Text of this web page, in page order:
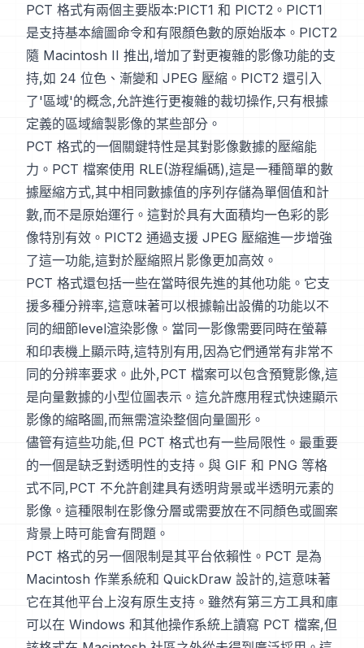
PCT 格式有兩個主要版本:PICT1 和 PICT2。PICT1
是支持基本繪圖命令和有限顏色數的原始版本。PICT2
隨 Macintosh II 推出,增加了對更複雜的影像功能的支
持,如 24 位色、漸變和 JPEG 壓縮。PICT2 還引入
了'區域'的概念,允許進行更複雜的裁切操作,只有根據
定義的區域繪製影像的某些部分。
PCT 格式的一個關鍵特性是其對影像數據的壓縮能
力。PCT 檔案使用 RLE(游程編碼),這是一種簡單的數
據壓縮方式,其中相同數據值的序列存儲為單個值和計
數,而不是原始運行。這對於具有大面積均一色彩的影
像特別有效。PICT2 通過支援 JPEG 壓縮進一步增強
了這一功能,這對於壓縮照片影像更加高效。
PCT 格式還包括一些在當時很先進的其他功能。它支
援多種分辨率,這意味著可以根據輸出設備的功能以不
同的細節level渲染影像。當同一影像需要同時在螢幕
和印表機上顯示時,這特別有用,因為它們通常有非常不
同的分辨率要求。此外,PCT 檔案可以包含預覽影像,這
是向量數據的小型位圖表示。這允許應用程式快速顯示
影像的縮略圖,而無需渲染整個向量圖形。
儘管有這些功能,但 PCT 格式也有一些局限性。最重要
的一個是缺乏對透明性的支持。與 GIF 和 PNG 等格
式不同,PCT 不允許創建具有透明背景或半透明元素的
影像。這種限制在影像分層或需要放在不同顏色或圖案
背景上時可能會有問題。
PCT 格式的另一個限制是其平台依賴性。PCT 是為
Macintosh 作業系統和 QuickDraw 設計的,這意味著
它在其他平台上沒有原生支持。雖然有第三方工具和庫
可以在 Windows 和其他操作系統上讀寫 PCT 檔案,但